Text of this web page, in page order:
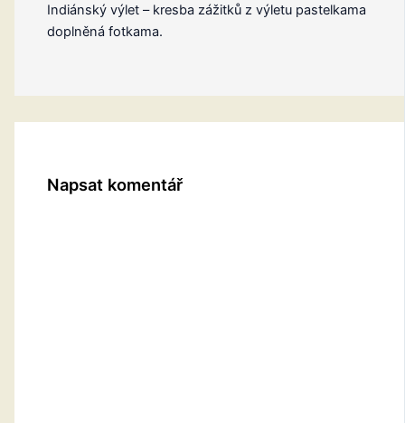
Indiánský výlet – kresba zážitků z výletu pastelkama
doplněná fotkama.
Napsat komentář